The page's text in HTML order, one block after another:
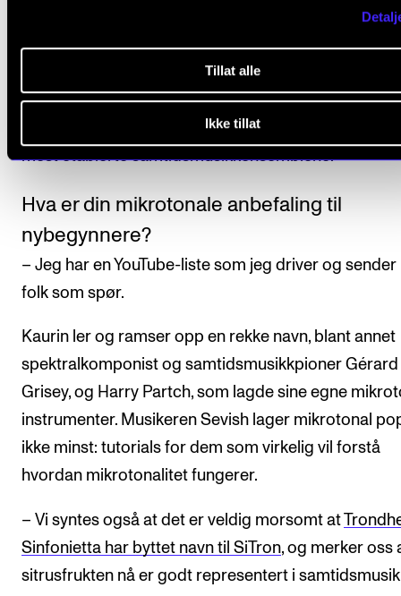
Tillat alle
Ikke tillat
Det er kanskje noe det komponisten gleder seg
å oppleve de ulike tolkningene av oppgaven. Hun
også stykket til komponist og professor Eivind
som får førpremiere på konserten. Verket er
skrevet på bestilling fra Klangforum Wien, et av de
mest etablerte samtidsmusikkensemblene.
Hva er din mikrotonale anbefaling til
nybegynnere?
– Jeg har en YouTube-liste som jeg driver og sender
folk som spør.
Kaurin ler og ramser opp en rekke navn, blant annet
spektralkomponist og samtidsmusikkpioner Gérard
Grisey, og Harry Partch, som lagde sine egne
instrumenter. Musikeren Sevish lager mikrotonal
ikke minst: tutorials for dem som virkelig vil forstå
hvordan mikrotonalitet fungerer.
– Vi syntes også at det er veldig morsomt at
Sinfonietta har byttet navn til SiTron, og merker oss
sitrusfrukten nå er godt representert i